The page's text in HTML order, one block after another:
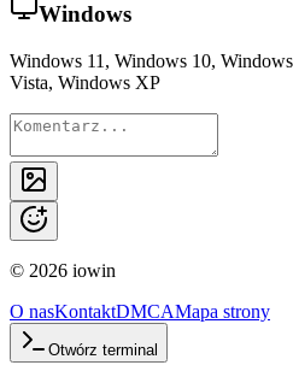
Windows
Windows 11, Windows 10,
Vista, Windows XP
© 2026 iowin
O nasKontaktDMCAMapa strony
Otwórz terminal